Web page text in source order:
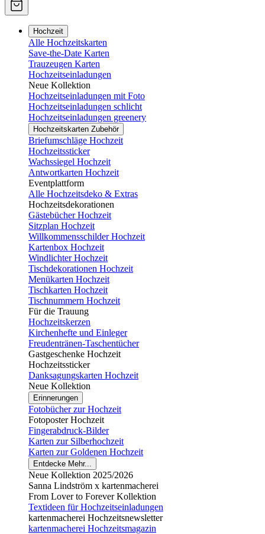
Hochzeit
Alle Hochzeitskarten
Save-the-Date Karten
Trauzeugen Karten
Hochzeitseinladungen
Neue Kollektion
Hochzeitseinladungen mit Foto
Hochzeitseinladungen schlicht
Hochzeitseinladungen greenery
Hochzeitskarten Zubehör
Briefumschläge Hochzeit
Hochzeitssticker
Wachssiegel Hochzeit
Antwortkarten Hochzeit
Eventplattform
Alle Hochzeitsdeko & Extras
Hochzeitsdekorationen
Gästebücher Hochzeit
Sitzplan Hochzeit
Willkommensschilder Hochzeit
Kartenbox Hochzeit
Windlichter Hochzeit
Tischdekorationen Hochzeit
Menükarten Hochzeit
Tischkarten Hochzeit
Tischnummern Hochzeit
Für die Trauung
Hochzeitskerzen
Kirchenhefte und Einleger
Freudentränen-Taschentücher
Gastgeschenke Hochzeit
Hochzeitssticker
Danksagungskarten Hochzeit
Neue Kollektion
Erinnerungen
Fotobücher zur Hochzeit
Fotoposter Hochzeit
Fingerabdruck-Bilder
Karten zur Silberhochzeit
Karten zur Goldenen Hochzeit
Entdecke Mehr...
Neue Kollektion 2025/2026
Sanna Lindström x kartenmacherei
From Lover to Forever Kollektion
Textideen für Hochzeitseinladungen
kartenmacherei Hochzeitsnewsletter
kartenmacherei Hochzeitsmagazin